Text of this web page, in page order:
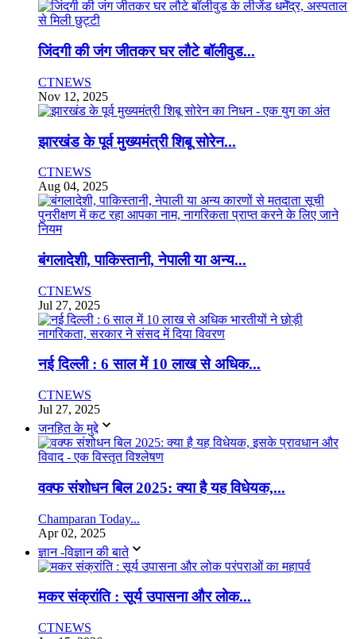
जिंदगी की जंग जीतकर घर लौटे बॉलीवुड...
CTNEWS
Nov 12, 2025
झारखंड के पूर्व मुख्यमंत्री शिबू सोरेन...
CTNEWS
Aug 04, 2025
बंगलादेशी, पाकिस्तानी, नेपाली या अन्य...
CTNEWS
Jul 27, 2025
नई दिल्ली : 6 साल में 10 लाख से अधिक...
CTNEWS
Jul 27, 2025
जनहित के मुद्दे
वक्फ संशोधन बिल 2025: क्या है यह विधेयक,...
Champaran Today...
Apr 02, 2025
ज्ञान -विज्ञान की बाते
मकर संक्रांति : सूर्य उपासना और लोक...
CTNEWS